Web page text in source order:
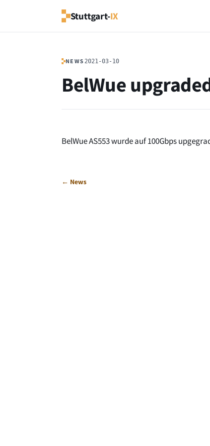
Stuttgart-IX
NEWS 2021-03-10
BelWue
BelWue AS553 wurde auf 100Gbps
← News